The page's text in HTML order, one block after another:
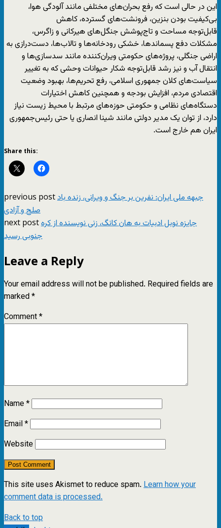
این در حالی است که رفع بحران‌های مختلفی مانند آلودگی هوا،
بی‌کیفیت بودن بنزین، فرونشت‌های گسترده، کاهش
قابل‌توجه مساحت و تاج‌پوشش جنگل‌های هیرکانی و زاگرس،
مشکلات دفع پسماند‌ها، خشکی رودخانه‌ها و تالاب‌ها، دست‌درازی‌ به
اراضی جنگلی، پروژه‌های حکومتی ویران‌کننده مانند سدسازی‌ها و
انتقال آب و نیز رشد قابل‌توجه شکار حیوانات وحشی که به تغییر
سیاست‌های کلان جمهوری اسلامی، رفع تحریم‌ها، بهبود وضعیت
اقتصادی مردم، افزایش بودجه و همچنین کاهش اختیارات
دستگاه‌های نظامی و حکومتی حوزه‌های مرتبط با محیط‌ زیست نیاز
دارد، از توان یک مدیر دولتی مانند شینا انصاری یا حتی رئیس‌جمهوری
ایران هم خارج است.
Share this:
previous postجبهه ملی ایران: نفرین بر جنگ و ویرانی، زنده باد
صلح و آزادی
next postجایزه نوبل ادبیات به هان کانگ، زنی نویسنده‌ از کره
جنوبی رسید
Leave a Reply
Your email address will not be published. Required fields are
marked*
Comment*
Name*
Email*
Website
This site uses Akismet to reduce spam. Learn how your
comment data is processed.
Back to top